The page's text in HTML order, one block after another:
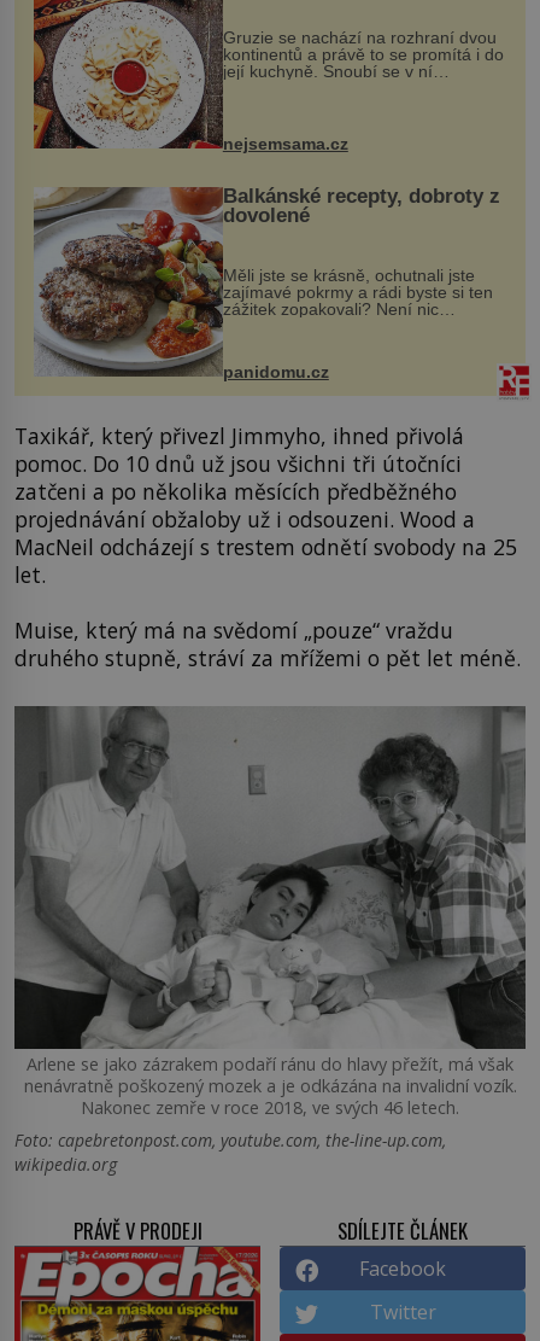
Gruzie se nachází na rozhraní dvou
kontinentů a právě to se promítá i do
její kuchyně. Snoubí se v ní
evropské a asijské chutě a díky tomu
pokrmy, které rozhodně st...
nejsemsama.cz
Balkánské recepty, dobroty z
dovolené
Měli jste se krásně, ochutnali jste
zajímavé pokrmy a rádi byste si ten
zážitek zopakovali? Není nic
snazšího. Pljeskavica (10 porcí)
Možná jste ji ochutnali na dovolené v
panidomu.cz
Taxikář, který přivezl Jimmyho, ihned přivolá
pomoc. Do 10 dnů už jsou všichni tři útočníci
zatčeni a po několika měsících předběžného
projednávání obžaloby už i odsouzeni. Wood a
MacNeil odcházejí s trestem odnětí svobody na 25
let.
Muise, který má na svědomí „pouze“ vraždu
druhého stupně, stráví za mřížemi o pět let méně.
Arlene se jako zázrakem podaří ránu do hlavy přežít, má však
nenávratně poškozený mozek a je odkázána na invalidní vozík.
Nakonec zemře v roce 2018, ve svých 46 letech.
Foto: capebretonpost.com, youtube.com, the-line-up.com,
wikipedia.org
PRÁVĚ V PRODEJI SDÍLEJTE ČLÁNEK
Facebook
Twitter